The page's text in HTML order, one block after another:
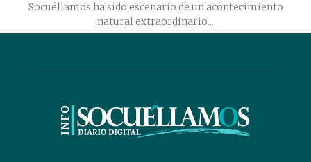
Socuéllamos ha sido escenario de un acontecimiento
natural extraordinario...